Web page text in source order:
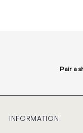
Pair a
INFORMATION